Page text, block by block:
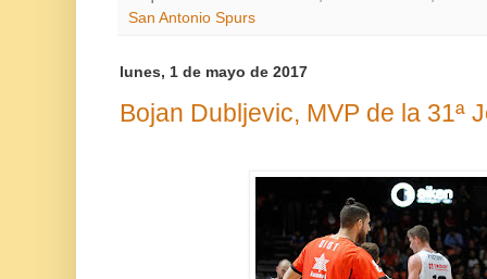
San Antonio Spurs
lunes, 1 de mayo de 2017
Bojan Dubljevic, MVP de la 31ª